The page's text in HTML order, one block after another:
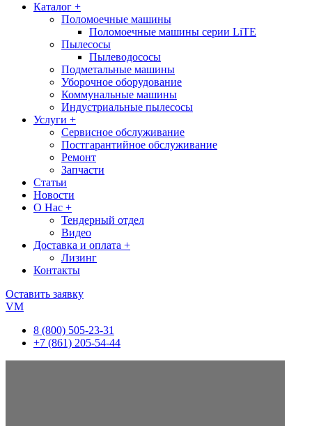
Каталог +
Поломоечные машины
Поломоечные машины серии LiTE
Пылесосы
Пылеводососы
Подметальные машины
Уборочное оборудование
Коммунальные машины
Индустриальные пылесосы
Услуги +
Сервисное обслуживание
Постгарантийное обслуживание
Ремонт
Запчасти
Статьи
Новости
О Нас +
Тендерный отдел
Видео
Доставка и оплата +
Лизинг
Контакты
Оставить заявку
VM
8 (800) 505-23-31
+7 (861) 205-54-44